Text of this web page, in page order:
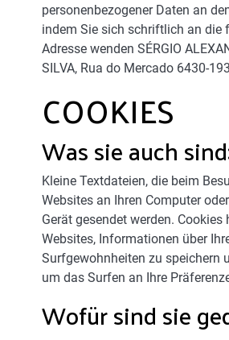
personenbezogener Daten an
indem Sie sich schriftlich an die
Adresse wenden SÉRGIO
SILVA, Rua do Mercado 6430-
COOKIES
Was sie auch
Kleine Textdateien, die beim
Websites an Ihren Computer
Gerät gesendet werden. Cookies
Websites, Informationen über
Surfgewohnheiten zu speichern
um das Surfen an Ihre
Wofür sind sie